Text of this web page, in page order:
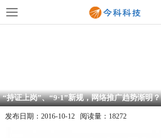
“持证上岗”、“9·1”新规，网络推广趋势渐明？
发布日期： 2016-10-12 阅读量： 18272